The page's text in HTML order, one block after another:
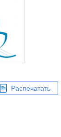
Распечатать